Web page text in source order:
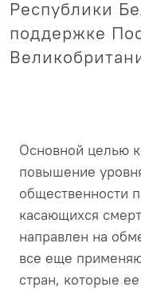
Республики
поддержке
Основной целью
повышение
общественности
касающихся
направлен на
все еще
стран, которые